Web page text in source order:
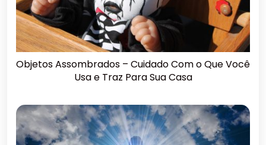
Objetos Assombrados – Cuidado Com o Que Você
Usa e Traz Para Sua Casa